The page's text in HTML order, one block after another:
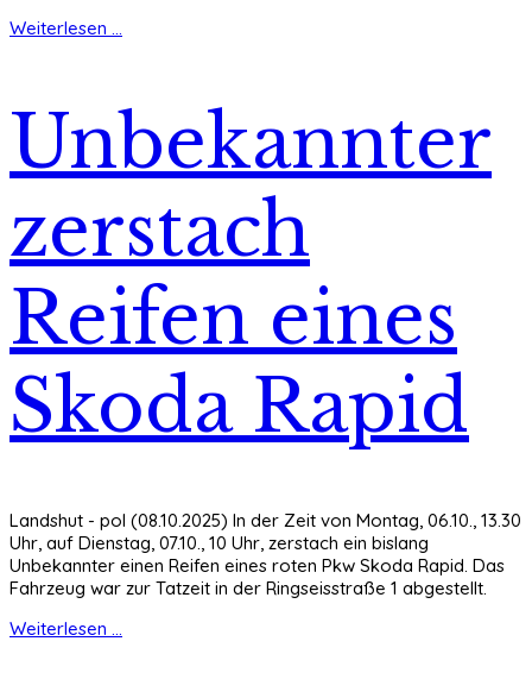
Weiterlesen ...
Unbekannter
zerstach
Reifen eines
Skoda Rapid
Landshut - pol (08.10.2025) In der Zeit von Montag, 06.10., 13.30
Uhr, auf Dienstag, 07.10., 10 Uhr, zerstach ein bislang
Unbekannter einen Reifen eines roten Pkw Skoda Rapid. Das
Fahrzeug war zur Tatzeit in der Ringseisstraße 1 abgestellt.
Weiterlesen ...